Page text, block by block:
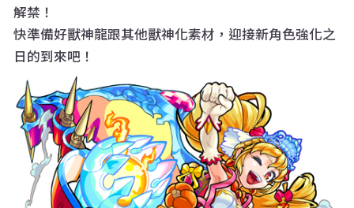
解禁！
快準備好獸神龍跟其他獸神化素材，迎接新角色強化之
日的到來吧！